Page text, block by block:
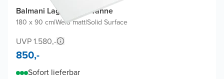
Balmani Lago Duschwanne
180 x 90 cm|Weiß matt|Solid Surface
UVP 1.580,-
850,-
Sofort lieferbar